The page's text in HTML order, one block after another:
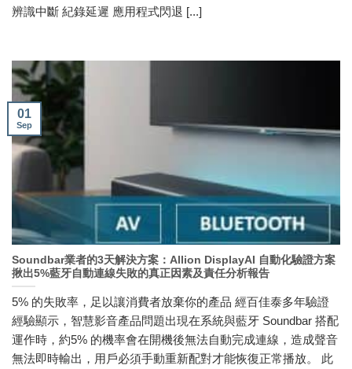
辨識中斷 紀錄延遲 應用程式閃退 [...]
Soundbar業者的3天解決方案：Allion DisplayAI 自動化驗證方案
揪出5%藍牙自動連線失敗的真正因素及責任分析報告
5% 的失敗率，足以讓消費者放棄你的產品 經百佳泰多年驗證
經驗顯示，智慧影音產品問題出現在系統與藍牙 Soundbar 搭配
運作時，約5% 的機率會在開機後無法自動完成連線，造成聲音
無法即時輸出，用戶必須手動重新配對才能恢復正常播放。 此
01
Sep